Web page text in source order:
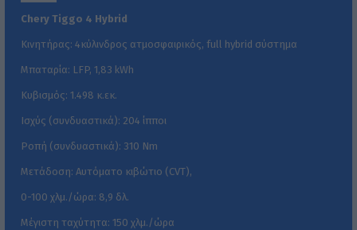
Chery Tiggo 4 Hybrid
Κινητήρας: 4κύλινδρος ατμοσφαιρικός, full hybrid σύστημα
Μπαταρία: LFP, 1,83 kWh
Κυβισμός: 1.498 κ.εκ.
Ισχύς (συνδυαστικά): 204 ίπποι
Ροπή (συνδυαστικά): 310 Nm
Μετάδοση: Αυτόματο κιβώτιο (CVT),
0-100 χλμ./ώρα: 8,9 δλ.
Μέγιστη ταχύτητα: 150 χλμ./ώρα